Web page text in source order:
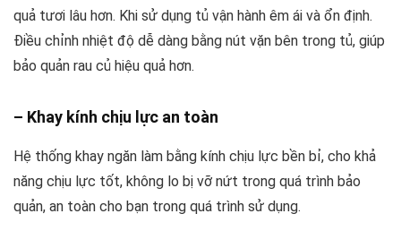
quả tươi lâu hơn. Khi sử dụng tủ vận hành êm ái và ổn định.
Điều chỉnh nhiệt độ dễ dàng bằng nút vặn bên trong tủ, giúp
bảo quản rau củ hiệu quả hơn.
– Khay kính chịu lực an toàn
Hệ thống khay ngăn làm bằng kính chịu lực bền bỉ, cho khả
năng chịu lực tốt, không lo bị vỡ nứt trong quá trình bảo
quản, an toàn cho bạn trong quá trình sử dụng.